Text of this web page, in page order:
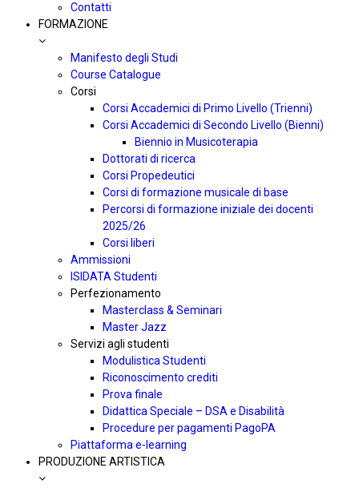
Contatti
FORMAZIONE
Manifesto degli Studi
Course Catalogue
Corsi
Corsi Accademici di Primo Livello (Trienni)
Corsi Accademici di Secondo Livello (Bienni)
Biennio in Musicoterapia
Dottorati di ricerca
Corsi Propedeutici
Corsi di formazione musicale di base
Percorsi di formazione iniziale dei docenti
2025/26
Corsi liberi
Ammissioni
ISIDATA Studenti
Perfezionamento
Masterclass & Seminari
Master Jazz
Servizi agli studenti
Modulistica Studenti
Riconoscimento crediti
Prova finale
Didattica Speciale – DSA e Disabilità
Procedure per pagamenti PagoPA
Piattaforma e-learning
PRODUZIONE ARTISTICA